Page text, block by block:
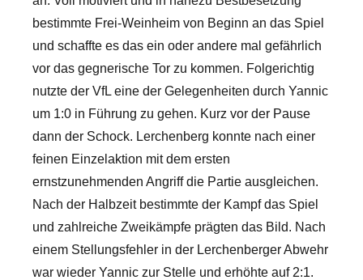
bestimmte Frei-Weinheim von Beginn an das Spiel
und schaffte es das ein oder andere mal gefährlich
vor das gegnerische Tor zu kommen. Folgerichtig
nutzte der VfL eine der Gelegenheiten durch Yannic
um 1:0 in Führung zu gehen. Kurz vor der Pause
dann der Schock. Lerchenberg konnte nach einer
feinen Einzelaktion mit dem ersten
ernstzunehmenden Angriff die Partie ausgleichen.
Nach der Halbzeit bestimmte der Kampf das Spiel
und zahlreiche Zweikämpfe prägten das Bild. Nach
einem Stellungsfehler in der Lerchenberger Abwehr
war wieder Yannic zur Stelle und erhöhte auf 2:1.